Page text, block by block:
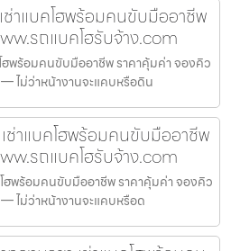
ช่าแบคโฮพร้อมคนขับมืออาชีพ
รถแบคโฮรับจ้าง.com
ฮพร้อมคนขับมืออาชีพ ราคาคุ้มค่า จองคิว
ไม่ว่าหน้างานจะแคบหรือดิน
ช่าแบคโฮพร้อมคนขับมืออาชีพ
รถแบคโฮรับจ้าง.com
ฮพร้อมคนขับมืออาชีพ ราคาคุ้มค่า จองคิว
ไม่ว่าหน้างานจะแคบหรือด